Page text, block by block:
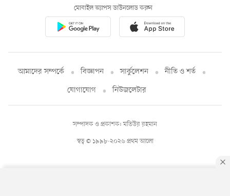
মোবাইল অ্যাপস ডাউনলোড করুন
আমাদের সম্পর্কে বিজ্ঞাপন সার্কুলেশন
নীতি ও শর্ত
যোগাযোগ
নিউজলেটার
স্বত্ব © ১৯৯৮-২০২৬ প্রথম আলো
সম্পাদক ও প্রকাশক: মতিউর রহমান